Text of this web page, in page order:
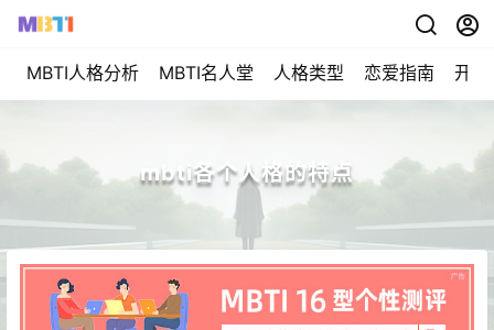
MBTI人格分析 MBTI名人堂 人格类型 恋爱指南 开始
mbti各个人格的特点